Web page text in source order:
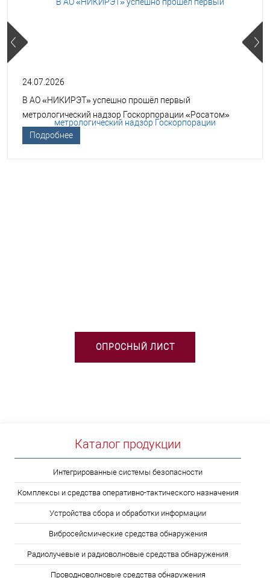
24.07.2026
В АО «НИКИРЭТ» успешно прошёл первый
метрологический надзор Госкорпорации «Росатом»
Подробнее
ОПРОСНЫЙ ЛИСТ
Каталог продукции
Интегрированные системы безопасности
Комплексы и средства оперативно-тактического назначения
Устройства сбора и обработки информации
Вибросейсмические средства обнаружения
Радиолучевые и радиоволновые средства обнаружения
Проводноволновые средства обнаружения